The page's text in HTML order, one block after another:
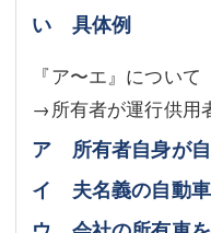
い 具体例
『ア〜エ』について
→所有者が運行供用
ア 所有者自身が
イ 夫名義の自動